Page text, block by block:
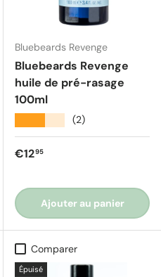
Bluebeards Revenge
Bluebeards Revenge
huile de pré-rasage
100ml
(2)
Prix régulier
€1295
Ajouter au panier
Comparer
Épuisé